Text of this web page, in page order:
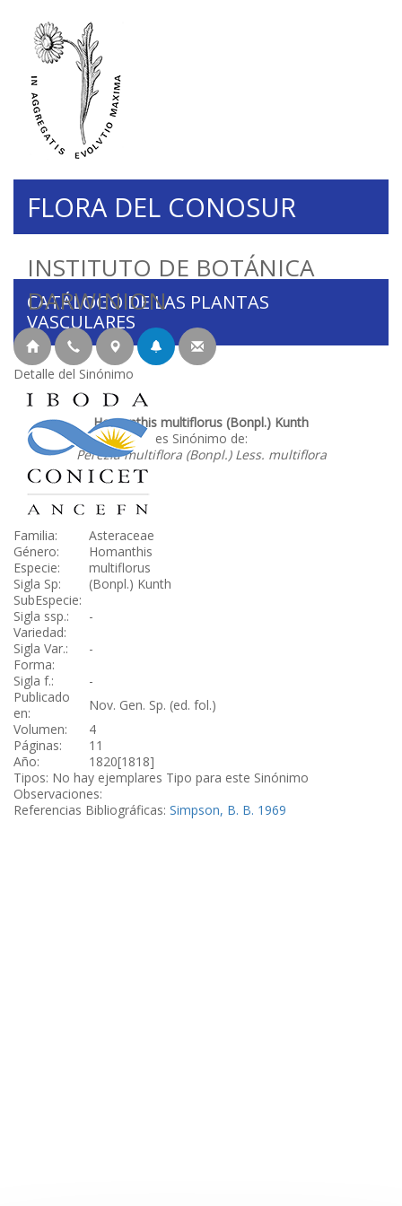
INSTITUTO DE BOTÁNICA
DARWINION
FLORA DEL CONOSUR
CATÁLOGO DE LAS PLANTAS
VASCULARES
Detalle del Sinónimo
Homanthis multiflorus (Bonpl.) Kunth
es Sinónimo de:
Perezia multiflora (Bonpl.) Less. multiflora
Familia:
Asteraceae
Género:
Homanthis
Especie:
multiflorus
Sigla Sp:
(Bonpl.) Kunth
SubEspecie:
Sigla ssp.:
-
Variedad:
Sigla Var.:
-
Forma:
Sigla f.:
-
Publicado
en:
Nov. Gen. Sp. (ed. fol.)
Volumen:
4
Páginas:
11
Año:
1820[1818]
Tipos: No hay ejemplares Tipo para este Sinónimo
Observaciones:
Referencias Bibliográficas: Simpson, B. B. 1969